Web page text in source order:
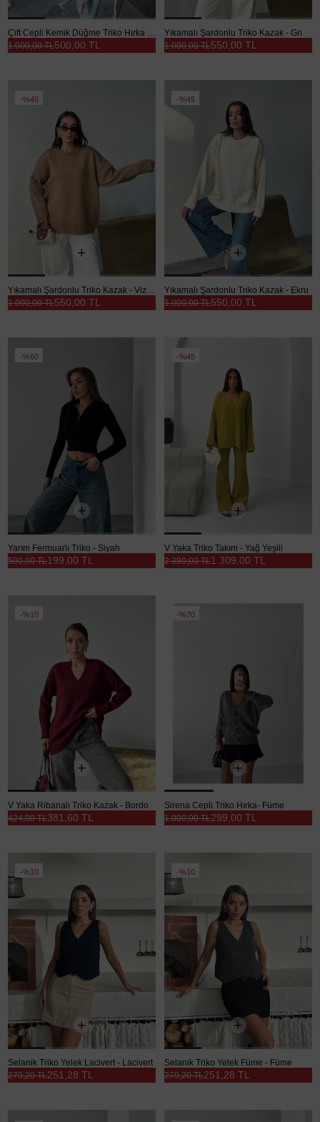
Çift Cepli Kemik Düğme Triko Hırka Hardal - Hardal
500,00 TL
1.000,00 TL
Yıkamalı Şardonlu Triko Kazak - Gri
550,00 TL
1.000,00 TL
%45
Yıkamalı Şardonlu Triko Kazak - Vizon
550,00 TL
1.000,00 TL
%45
Yıkamalı Şardonlu Triko Kazak - Ekru
550,00 TL
1.000,00 TL
%60
Yarım Fermuarlı Triko - Siyah
199,00 TL
500,00 TL
%45
V Yaka Triko Takım - Yağ Yeşili
1.309,00 TL
2.380,00 TL
%10
V Yaka Ribanalı Triko Kazak - Bordo
381,60 TL
424,00 TL
%70
Sirena Cepli Triko Hırka- Füme
299,00 TL
1.000,00 TL
%10
Selanik Triko Yelek Lacivert - Lacivert
251,28 TL
279,20 TL
%10
Selanik Triko Yelek Füme - Füme
251,28 TL
279,20 TL